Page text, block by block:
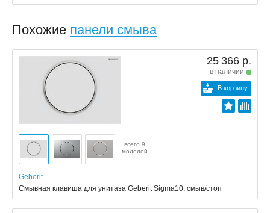
Похожие панели смыва
25 366 р.
в наличии
В корзину
всего 9
моделей
Geberit
Смывная клавиша для унитаза Geberit Sigma10, смыв/стоп